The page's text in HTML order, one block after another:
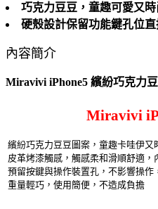
巧克力豆豆，童趣可愛又時
硬殼設計保留功能鍵孔位
內容簡介
Miravivi iPhone5 繽紛巧克力
Miravivi
繽紛巧克力豆豆圖案，童趣卡哇伊
皮革烤漆觸感，觸感柔和滑順舒適，
預留按鍵與操作裝置孔，不影響操
重量輕巧，使用簡便，不造成負擔